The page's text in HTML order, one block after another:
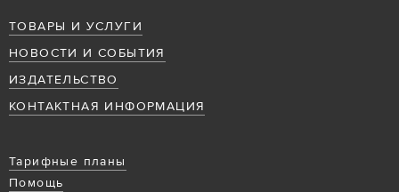
ТОВАРЫ И УСЛУГИ
НОВОСТИ И СОБЫТИЯ
ИЗДАТЕЛЬСТВО
КОНТАКТНАЯ ИНФОРМАЦИЯ
Тарифные планы
Помощь